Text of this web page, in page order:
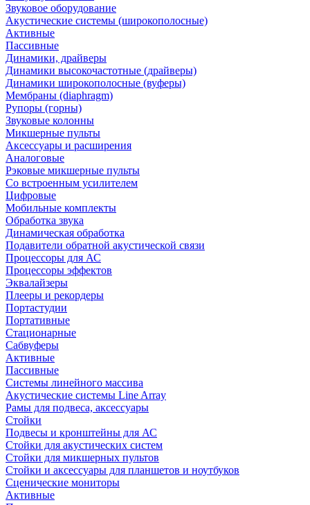
Звуковое оборудование
Акустические системы (широкополосные)
Активные
Пассивные
Динамики, драйверы
Динамики высокочастотные (драйверы)
Динамики широкополосные (вуферы)
Мембраны (diaphragm)
Рупоры (горны)
Звуковые колонны
Микшерные пульты
Аксессуары и расширения
Аналоговые
Рэковые микшерные пульты
Со встроенным усилителем
Цифровые
Мобильные комплекты
Обработка звука
Динамическая обработка
Подавители обратной акустической связи
Процессоры для АС
Процессоры эффектов
Эквалайзеры
Плееры и рекордеры
Портастудии
Портативные
Стационарные
Сабвуферы
Активные
Пассивные
Системы линейного массива
Акустические системы Line Array
Рамы для подвеса, аксессуары
Стойки
Подвесы и кронштейны для АС
Стойки для акустических систем
Стойки для микшерных пультов
Стойки и аксессуары для планшетов и ноутбуков
Сценические мониторы
Активные